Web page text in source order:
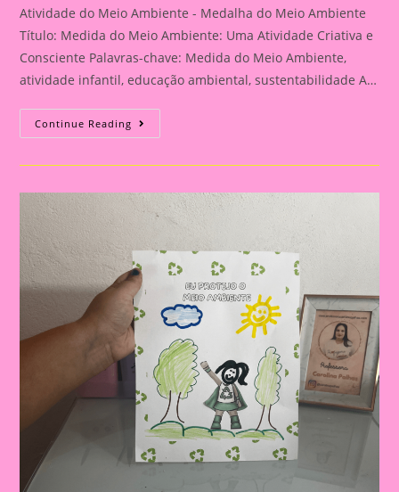
Atividade do Meio Ambiente - Medalha do Meio Ambiente
Título: Medida do Meio Ambiente: Uma Atividade Criativa e
Consciente Palavras-chave: Medida do Meio Ambiente,
atividade infantil, educação ambiental, sustentabilidade A…
Continue Reading Atividade
Do
Ambiente
Do
Meio
Ambiente